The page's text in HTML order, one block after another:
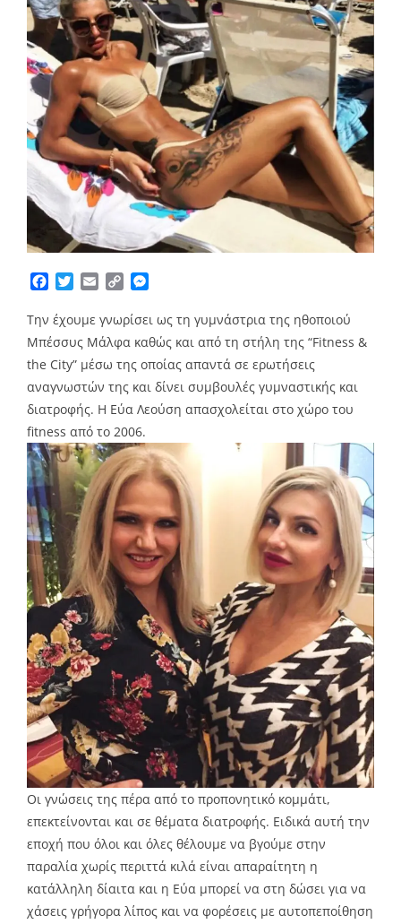
Facebook
TwitterEmailCopy
Την έχουμε γνωρίσει ως τη γυμνάστρια της ηθοποιού
Μπέσσυς Μάλφα καθώς και από τη στήλη της “Fitness &
the City” μέσω της οποίας απαντά σε ερωτήσεις
αναγνωστών της και δίνει συμβουλές γυμναστικής και
διατροφής. Η Εύα Λεούση απασχολείται στο χώρο του
fitness από το 2006.
Οι γνώσεις της πέρα από το προπονητικό κομμάτι,
επεκτείνονται και σε θέματα διατροφής. Ειδικά αυτή την
εποχή που όλοι και όλες θέλουμε να βγούμε στην
παραλία χωρίς περιττά κιλά είναι απαραίτητη η
κατάλληλη δίαιτα και η Εύα μπορεί να στη δώσει για να
χάσεις γρήγορα λίπος και να φορέσεις με αυτοπεποίθηση